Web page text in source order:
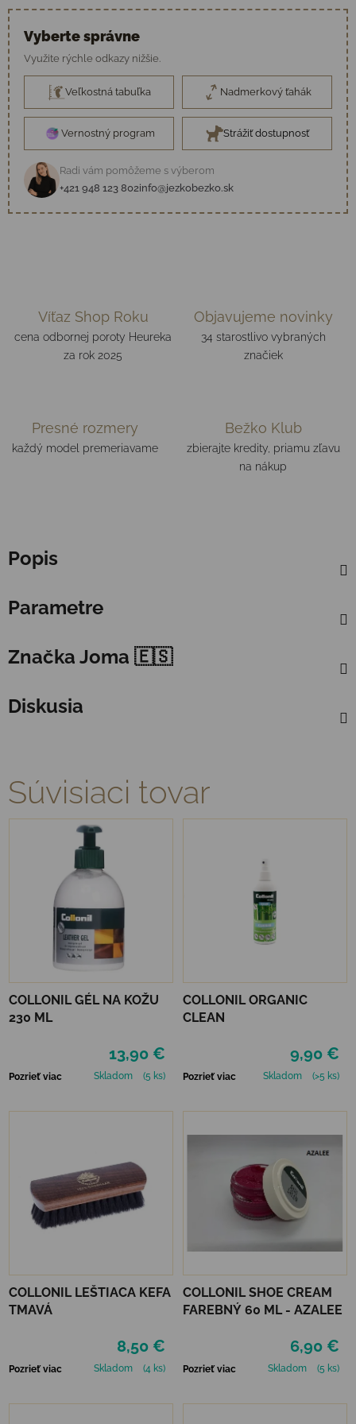
Vyberte správne
Využite rýchle odkazy nižšie.
Veľkostná tabuľka Nadmerkový ťahák
Vernostný program Strážiť dostupnosť
Radi vám pomôžeme s výberom
+421 948 123 802info@jezkobezko.sk
Víťaz Shop Roku
cena odbornej poroty Heureka
za rok 2025
Objavujeme novinky
34 starostlivo vybraných
značiek
Presné rozmery
každý model premeriavame
Bežko Klub
zbierajte kredity, priamu zľavu
na nákup
Popis
Parametre
Značka Joma 🇪🇸
Diskusia
Súvisiaci tovar
COLLONIL GÉL NA KOŽU
230 ML
13,90 €
Pozrieť viac Skladom (5 ks)
COLLONIL ORGANIC
CLEAN
9,90 €
Pozrieť viac Skladom (>5 ks)
COLLONIL LEŠTIACA KEFA
TMAVÁ
8,50 €
Pozrieť viac Skladom (4 ks)
COLLONIL SHOE CREAM
FAREBNÝ 60 ML - AZALEE
6,90 €
Pozrieť viac Skladom (5 ks)